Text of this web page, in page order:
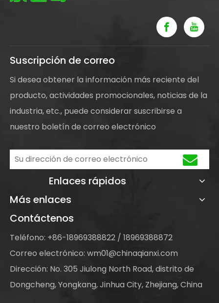
Suscripción de correo
Si desea obtener la información más reciente del
producto, actividades promocionales, noticias de la
industria, etc., puede considerar suscribirse a
nuestro boletín de correo electrónico
Enlaces rápidos
Más enlaces
Contáctenos
Teléfono: +86-18969388822 / 18969388872
Correo electrónico: wm01@chinaqianxi.com
Dirección: No. 305 Jiulong North Road, distrito de
Dongcheng, Yongkang, Jinhua City, Zhejiang, China